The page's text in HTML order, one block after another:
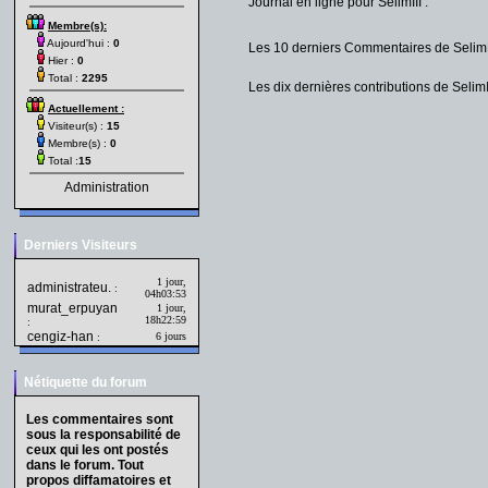
Membre(s):
Aujourd'hui : 0
Hier : 0
Total : 2295
Actuellement :
Visiteur(s) : 15
Membre(s) : 0
Total :15
Administration
Derniers Visiteurs
administrateu. :
1 jour,
04h03:53
murat_erpuyan
:
1 jour,
18h22:59
cengiz-han : 6 jours
Nétiquette du forum
Les commentaires sont
sous la responsabilité de
ceux qui les ont postés
dans le forum. Tout
propos diffamatoires et
Les 10 derniers Commentaires de
Les dix dernières contributions de